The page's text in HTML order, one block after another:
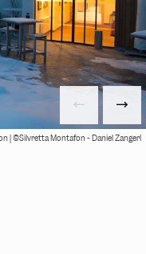
| ©Silvretta Montafon - Daniel Zangerl